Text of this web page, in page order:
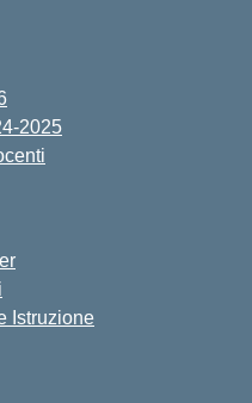
2025
Istruzione